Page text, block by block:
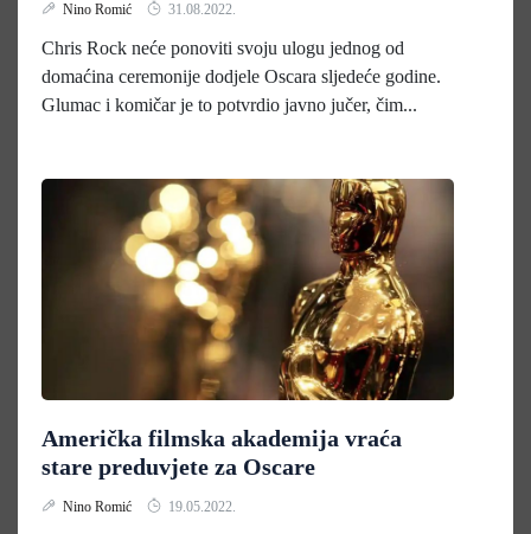
Nino Romić 31.08.2022.
Chris Rock neće ponoviti svoju ulogu jednog od
domaćina ceremonije dodjele Oscara sljedeće godine.
Glumac i komičar je to potvrdio javno jučer, čim...
Američka filmska akademija vraća
stare preduvjete za Oscare
Nino Romić 19.05.2022.